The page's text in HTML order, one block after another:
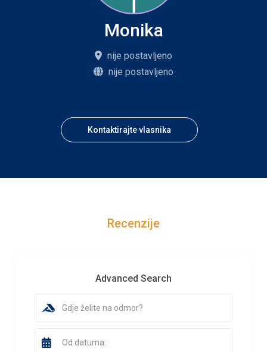
Monika
nije postavljeno
nije postavljeno
Kontaktirajte vlasnika
Recenzije
Advanced Search